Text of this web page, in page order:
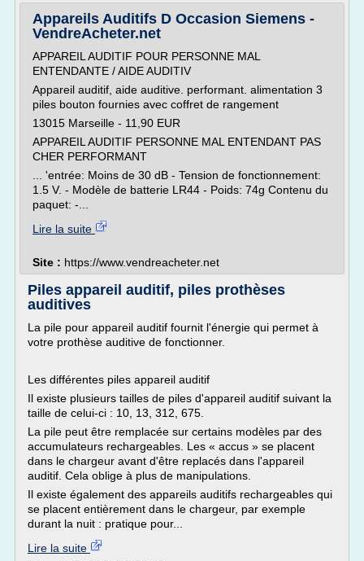
Appareils Auditifs D Occasion Siemens -
VendreAcheter.net
APPAREIL AUDITIF POUR PERSONNE MAL
ENTENDANTE / AIDE AUDITIV
Appareil auditif, aide auditive. performant. alimentation 3
piles bouton fournies avec coffret de rangement
13015 Marseille - 11,90 EUR
APPAREIL AUDITIF PERSONNE MAL ENTENDANT PAS
CHER PERFORMANT
... 'entrée: Moins de 30 dB - Tension de fonctionnement:
1.5 V. - Modèle de batterie LR44 - Poids: 74g Contenu du
paquet: -...
Lire la suite
Site : https://www.vendreacheter.net
Piles appareil auditif, piles prothèses
auditives
La pile pour appareil auditif fournit l'énergie qui permet à
votre prothèse auditive de fonctionner.
Les différentes piles appareil auditif
Il existe plusieurs tailles de piles d'appareil auditif suivant la
taille de celui-ci : 10, 13, 312, 675.
La pile peut être remplacée sur certains modèles par des
accumulateurs rechargeables. Les « accus » se placent
dans le chargeur avant d'être replacés dans l'appareil
auditif. Cela oblige à plus de manipulations.
Il existe également des appareils auditifs rechargeables qui
se placent entièrement dans le chargeur, par exemple
durant la nuit : pratique pour...
Lire la suite